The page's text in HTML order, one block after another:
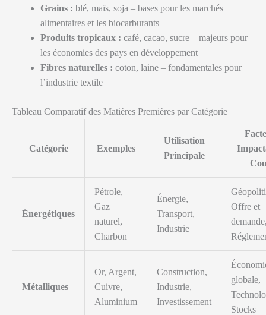
Grains : blé, maïs, soja – bases pour les marchés
alimentaires et les biocarburants
Produits tropicaux : café, cacao, sucre – majeurs pour
les économies des pays en développement
Fibres naturelles : coton, laine – fondamentales pour
l’industrie textile
Tableau Comparatif des Matières Premières par Catégorie
Catégorie Exemples
Utilisation
Principale
Énergétiques
Pétrole,
Gaz
naturel,
Charbon
Énergie,
Transport,
Industrie
Offre et
Métalliques
Or, Argent,
Cuivre,
Aluminium
Construction,
Industrie,
Investissement
globale,
Stocks